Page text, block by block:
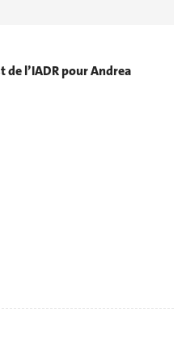
l’IADR pour Andrea